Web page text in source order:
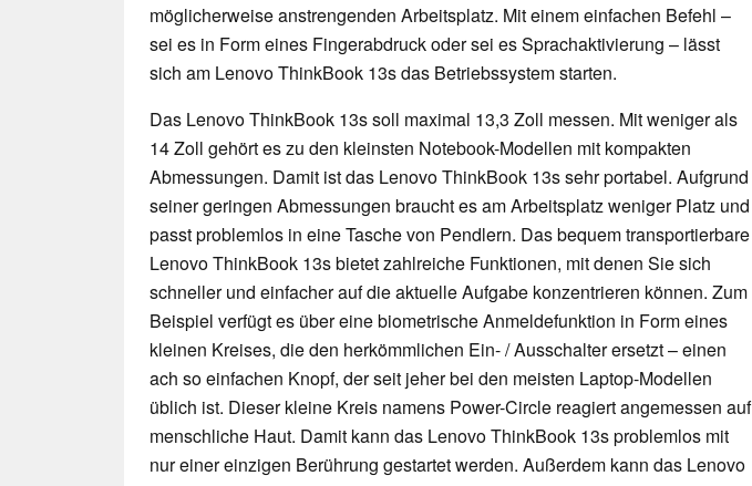
möglicherweise anstrengenden Arbeitsplatz. Mit einem einfachen Befehl –
sei es in Form eines Fingerabdruck oder sei es Sprachaktivierung – lässt
sich am Lenovo ThinkBook 13s das Betriebssystem starten.
Das Lenovo ThinkBook 13s soll maximal 13,3 Zoll messen. Mit weniger als
14 Zoll gehört es zu den kleinsten Notebook-Modellen mit kompakten
Abmessungen. Damit ist das Lenovo ThinkBook 13s sehr portabel. Aufgrund
seiner geringen Abmessungen braucht es am Arbeitsplatz weniger Platz und
passt problemlos in eine Tasche von Pendlern. Das bequem transportierbare
Lenovo ThinkBook 13s bietet zahlreiche Funktionen, mit denen Sie sich
schneller und einfacher auf die aktuelle Aufgabe konzentrieren können. Zum
Beispiel verfügt es über eine biometrische Anmeldefunktion in Form eines
kleinen Kreises, die den herkömmlichen Ein- / Ausschalter ersetzt – einen
ach so einfachen Knopf, der seit jeher bei den meisten Laptop-Modellen
üblich ist. Dieser kleine Kreis namens Power-Circle reagiert angemessen auf
menschliche Haut. Damit kann das Lenovo ThinkBook 13s problemlos mit
nur einer einzigen Berührung gestartet werden. Außerdem kann das Lenovo